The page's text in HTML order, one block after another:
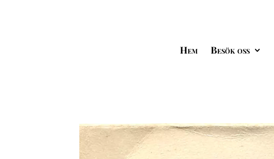
Hem Besök oss